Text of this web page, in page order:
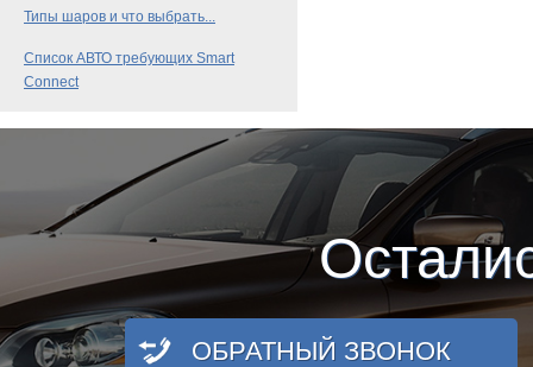
Типы шаров и что выбрать...
Список АВТО требующих Smart
Connect
ОБРАТНЫЙ ЗВОНОК